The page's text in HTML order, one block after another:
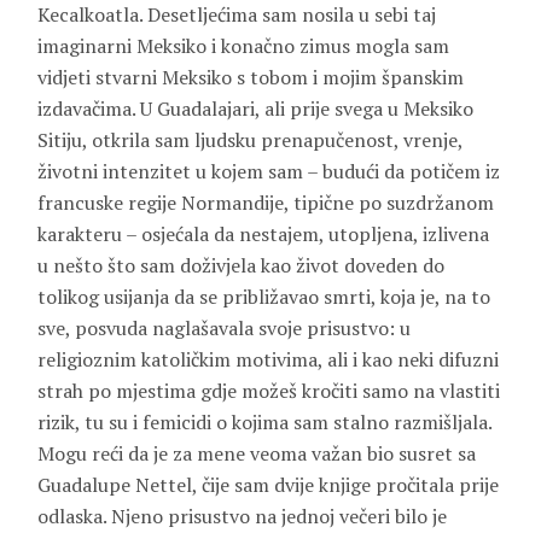
Kecalkoatla. Desetljećima sam nosila u sebi taj
imaginarni Meksiko i konačno zimus mogla sam
vidjeti stvarni Meksiko s tobom i mojim španskim
izdavačima. U Guadalajari, ali prije svega u Meksiko
Sitiju, otkrila sam ljudsku prenapučenost, vrenje,
životni intenzitet u kojem sam – budući da potičem iz
francuske regije Normandije, tipične po suzdržanom
karakteru – osjećala da nestajem, utopljena, izlivena
u nešto što sam doživjela kao život doveden do
tolikog usijanja da se približavao smrti, koja je, na to
sve, posvuda naglašavala svoje prisustvo: u
religioznim katoličkim motivima, ali i kao neki difuzni
strah po mjestima gdje možeš kročiti samo na vlastiti
rizik, tu su i femicidi o kojima sam stalno razmišljala.
Mogu reći da je za mene veoma važan bio susret sa
Guadalupe Nettel, čije sam dvije knjige pročitala prije
odlaska. Njeno prisustvo na jednoj večeri bilo je